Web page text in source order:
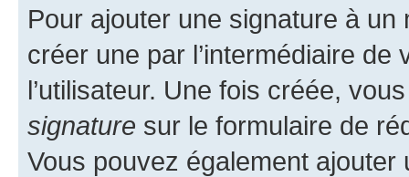
Pour ajouter une signature à un
créer une par l’intermédiaire
l’utilisateur. Une fois créée,
signature sur le formulaire de
Vous pouvez également